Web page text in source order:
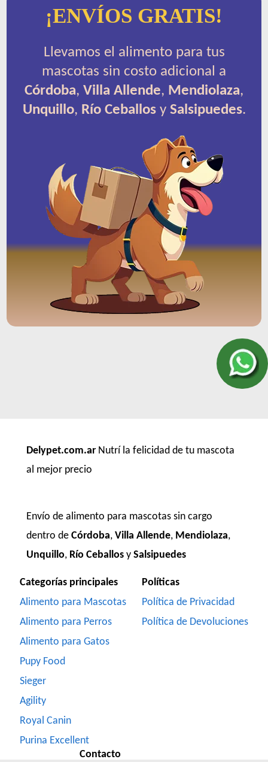
¡ENVÍOS GRATIS!
Llevamos el alimento para tus
mascotas sin costo adicional a
Córdoba, Villa Allende, Mendiolaza,
Unquillo, Río Ceballosy Salsipuedes.
Delypet.com.ar Nutrí la felicidad de tu mascota
al mejor precio
Envío de alimento para mascotas sin cargo
dentro de Córdoba, Villa Allende, Mendiolaza,
Unquillo, Río Ceballos y Salsipuedes
Categorías principales
Alimento para Mascotas
Alimento para Perros
Alimento para Gatos
Pupy Food
Sieger
Agility
Royal Canin
Purina Excellent
Políticas
Política de Privacidad
Política de Devoluciones
Contacto